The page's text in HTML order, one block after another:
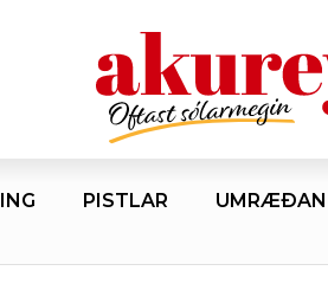
PISTLAR UMRÆÐAN